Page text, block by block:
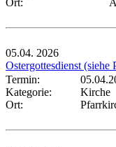
Ort:
05.04. 2026
Ostergottesdienst (siehe
Termin:
Kategorie:
Kirche
Ort: